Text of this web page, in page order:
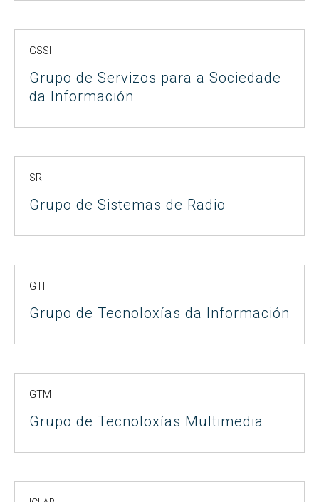
GSSI
Grupo de Servizos para a Sociedade
da Información
SR
Grupo de Sistemas de Radio
GTI
Grupo de Tecnoloxías da Información
GTM
Grupo de Tecnoloxías Multimedia